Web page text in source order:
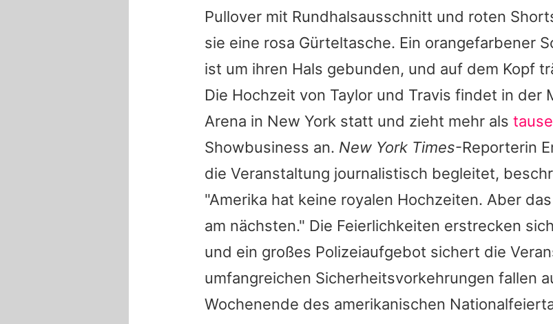
Pullover mit Rundhalsausschnitt und roten
sie eine rosa Gürteltasche. Ein orangefarbener
ist um ihren Hals gebunden, und auf dem Kopf
Die Hochzeit von Taylor und Travis findet in der
Arena in New York statt und zieht mehr als
Showbusiness an. New York Times-Reporterin
die Veranstaltung journalistisch begleitet,
"Amerika hat keine royalen Hochzeiten. Aber
am nächsten." Die Feierlichkeiten erstrecken
und ein großes Polizeiaufgebot sichert die
umfangreichen Sicherheitsvorkehrungen fallen
Wochenende des amerikanischen